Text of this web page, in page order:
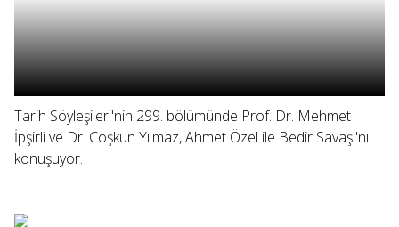
Tarih Söyleşileri'nin 299. bölümünde Prof. Dr. Mehmet
İpşirli ve Dr. Coşkun Yılmaz, Ahmet Özel ile Bedir Savaşı'nı
konuşuyor.